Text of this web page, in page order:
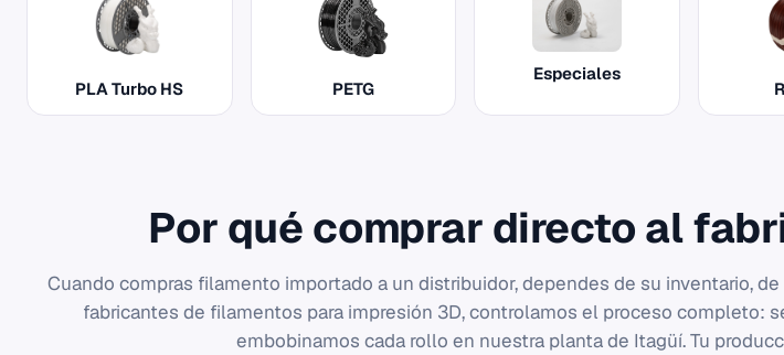
PLA Turbo HS PETG
Especiales
Por qué comprar directo al
Cuando compras filamento importado a un distribuidor, dependes de su inventario,
fabricantes de filamentos para impresión 3D, controlamos el proceso completo:
embobinamos cada rollo en nuestra planta de Itagüí. Tu